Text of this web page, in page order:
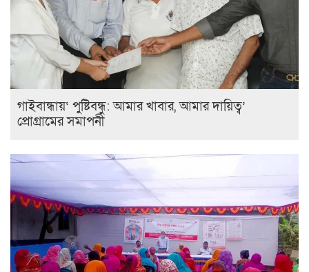
গাইবান্ধায়‘ পুষ্টিবন্ধু: আমার খাবার, আমার দায়িত্ব’
প্রোগ্রামের সমাপনী